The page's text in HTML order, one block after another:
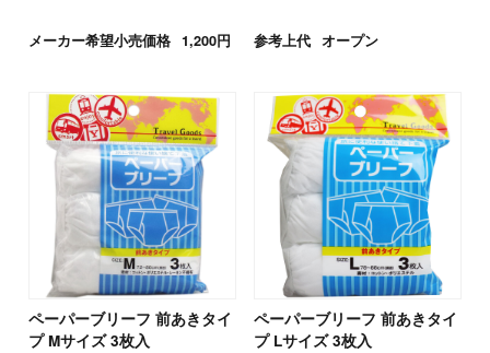
メーカー希望小売価格 1,200円 参考上代 オープン
ペーパーブリーフ 前あきタイ
プ Mサイズ 3枚入
ペーパーブリーフ 前あきタイ
プ Lサイズ 3枚入